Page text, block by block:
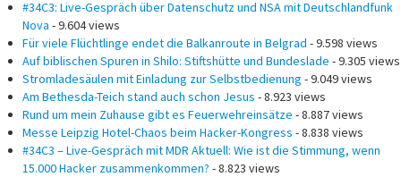
#34C3: Live-Gespräch über Datenschutz und NSA mit Deutschlandfunk
Nova - 9.604 views
Für viele Flüchtlinge endet die Balkanroute in Belgrad - 9.598 views
Auf biblischen Spuren in Shilo: Stiftshütte und Bundeslade - 9.305 views
Stromladesäulen mit Einladung zur Selbstbedienung - 9.049 views
Am Bethesda-Teich stand auch schon Jesus - 8.923 views
Rund um mein Zuhause gibt es Feuerwehreinsätze - 8.887 views
Messe Leipzig Hotel-Chaos beim Hacker-Kongress - 8.838 views
#34C3 – Live-Gespräch mit MDR Aktuell: Wie ist die Stimmung, wenn
15.000 Hacker zusammenkommen? - 8.823 views